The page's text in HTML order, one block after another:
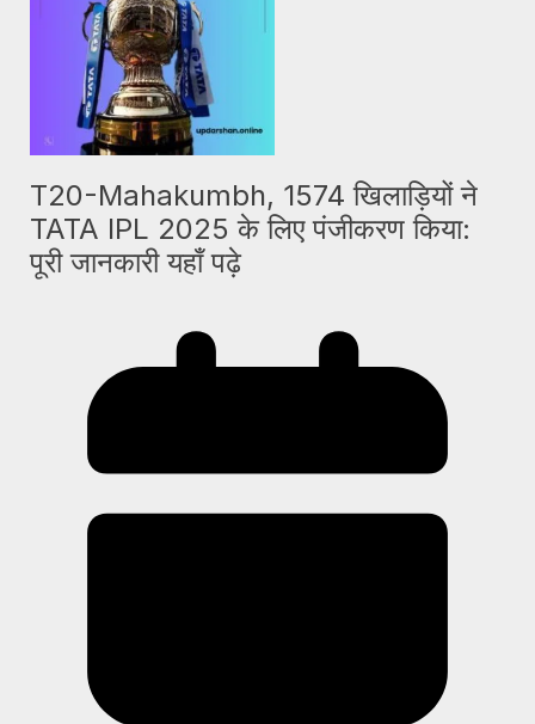
T20-Mahakumbh, 1574 खिलाड़ियों ने
TATA IPL 2025 के लिए पंजीकरण किया:
पूरी जानकारी यहाँ पढ़े